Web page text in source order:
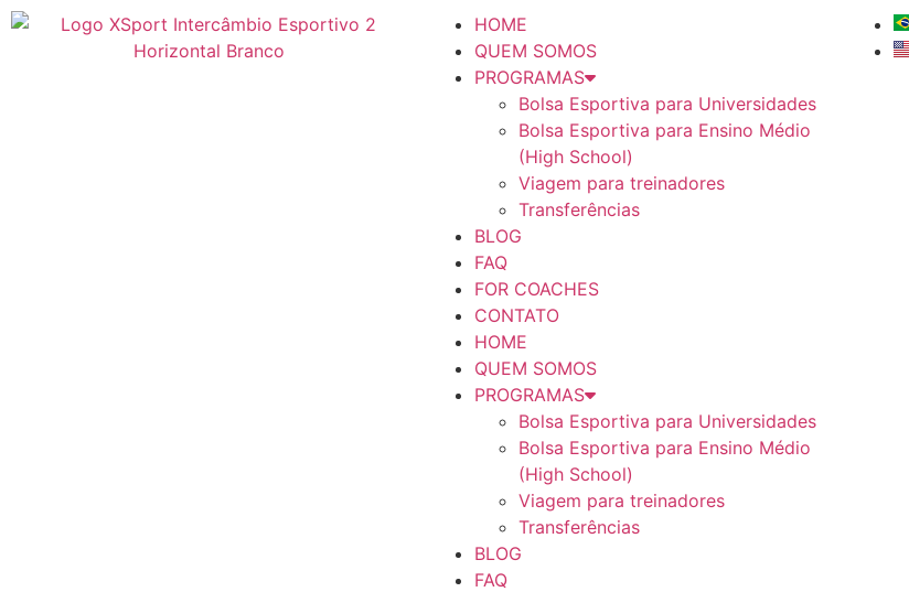
HOME
QUEM SOMOS
PROGRAMAS
Bolsa Esportiva para Universidades
Bolsa Esportiva para Ensino Médio
(High School)
Viagem para treinadores
Transferências
BLOG
FAQ
FOR COACHES
CONTATO
HOME
QUEM SOMOS
PROGRAMAS
Bolsa Esportiva para Universidades
Bolsa Esportiva para Ensino Médio
(High School)
Viagem para treinadores
Transferências
BLOG
FAQ